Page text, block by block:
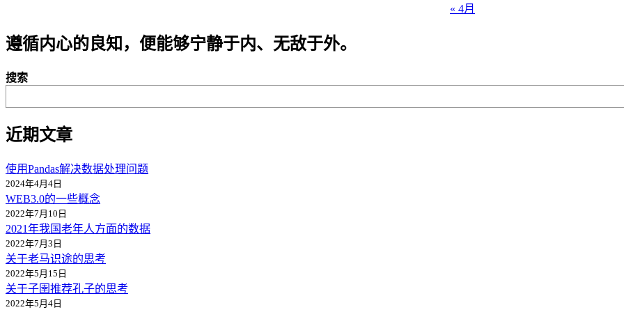
« 4月
遵循内心的良知，便能够宁静于内、无敌于外。
搜索
近期文章
使用Pandas解决数据处理问题
2024年4月4日
WEB3.0的一些概念
2022年7月10日
2021年我国老年人方面的数据
2022年7月3日
关于老马识途的思考
2022年5月15日
关于子圉推荐孔子的思考
2022年5月4日